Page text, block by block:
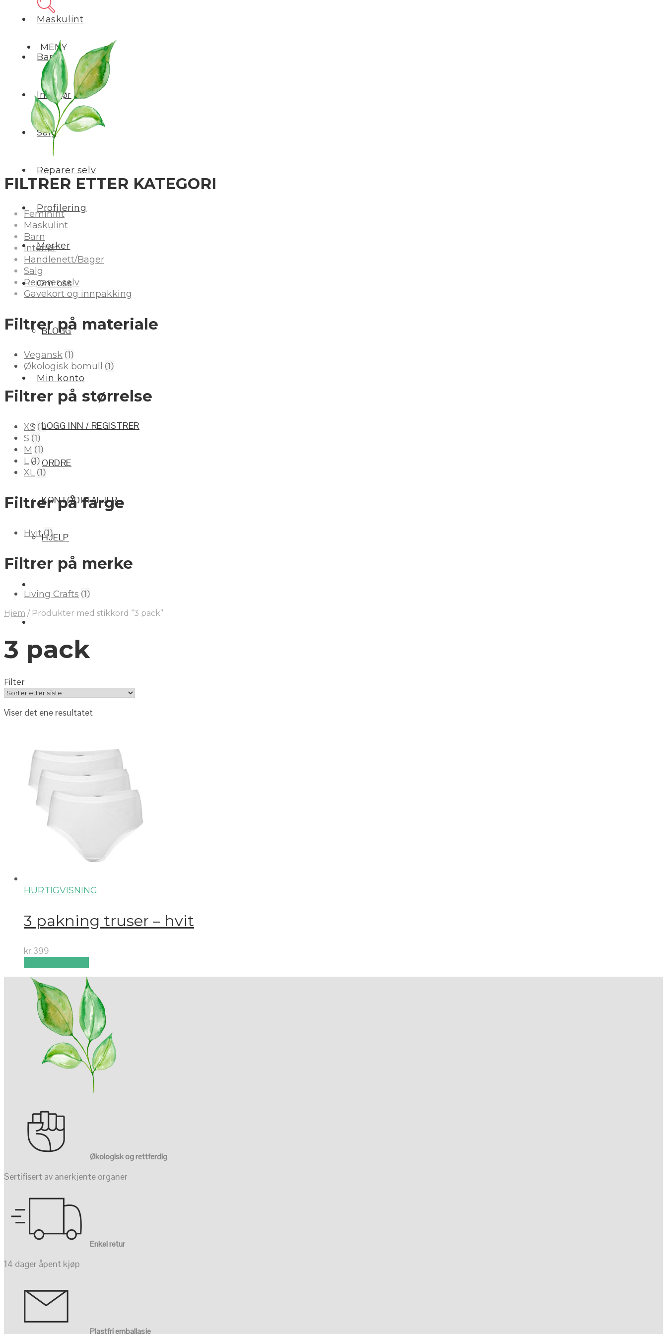
MENY
Maskulint
Barn
Interiør
Salg
Reparer selv
Profilering
Merker
Om oss
BLOGG
Min konto
LOGG INN / REGISTRER
ORDRE
KONTODETALJER
HJELP
FILTRER ETTER KATEGORI
Feminint
Maskulint
Barn
Interiør
Handlenett/Bager
Salg
Reparer selv
Gavekort og innpakking
Filtrer på materiale
Vegansk (1)
Økologisk bomull (1)
Filtrer på størrelse
XS (1)
S (1)
M (1)
L (1)
XL (1)
Filtrer på farge
Hvit (1)
Filtrer på merke
Living Crafts (1)
Hjem /Produkter med stikkord “3 pack”
3 pack
Filter
Viser det ene resultatet
HURTIGVISNING
3 pakning truser – hvit
kr 399
Økologisk og rettferdig
Sertifisert av anerkjente organer
Enkel retur
14 dager åpent kjøp
Plastfri emballasje